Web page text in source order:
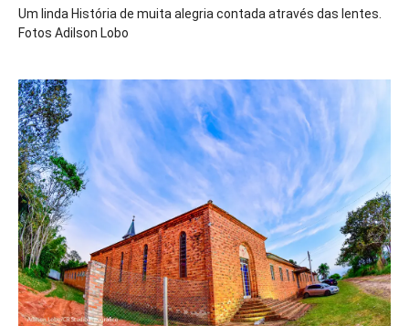
Um linda História de muita alegria contada através das lentes.
Fotos Adilson Lobo